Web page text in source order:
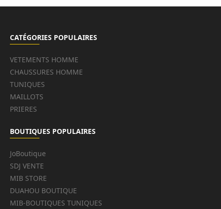
CATÉGORIES POPULAIRES
VETEMENTS HOMME
CHAUSSURES HOMME
TUNIQUES
MAILLOTS
PRIERES
BOUTIQUES POPULAIRES
JoBoutique
SDJ VENTE
MIB STORE
DUAHOU BOUTIQUE
MIB-BOUTIQUES TUNIQUES